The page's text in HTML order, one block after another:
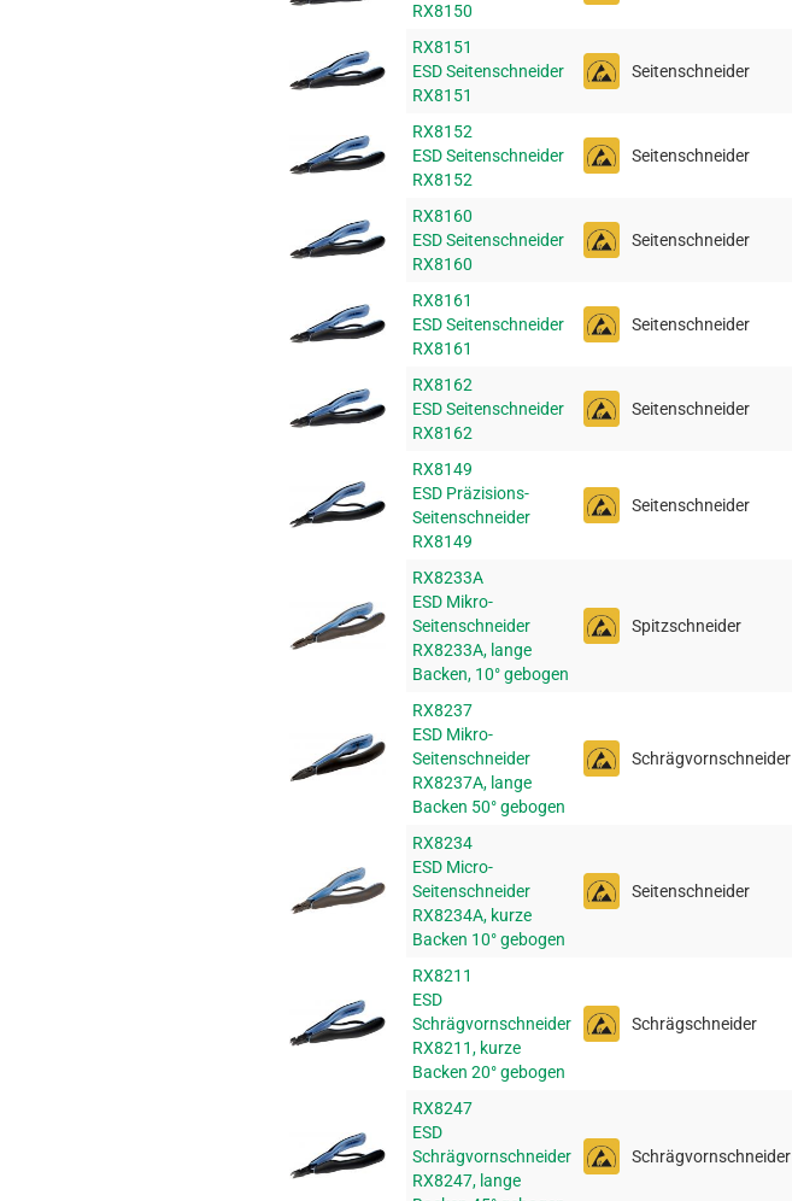
RX8150
RX8151
ESD Seitenschneider
RX8151
Seitenschneider
RX8152
ESD Seitenschneider
RX8152
Seitenschneider
RX8160
ESD Seitenschneider
RX8160
Seitenschneider
RX8161
ESD Seitenschneider
RX8161
Seitenschneider
RX8162
ESD Seitenschneider
RX8162
Seitenschneider
RX8149
ESD Präzisions-
Seitenschneider
RX8149
Seitenschneider
RX8233A
ESD Mikro-
Seitenschneider
RX8233A, lange
Backen, 10° gebogen
Spitzschneider
RX8237
ESD Mikro-
Seitenschneider
RX8237A, lange
Backen 50° gebogen
Schrägvornschneider
RX8234
ESD Micro-
Seitenschneider
RX8234A, kurze
Backen 10° gebogen
Seitenschneider
RX8211
ESD
Schrägvornschneider
RX8211, kurze
Backen 20° gebogen
Schrägschneider
RX8247
ESD
Schrägvornschneider
RX8247, lange
Schrägvornschneider